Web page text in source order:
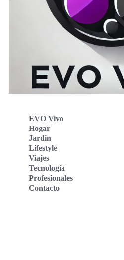
EVO Vivo
Hogar
Jardin
Lifestyle
Viajes
Tecnología
Profesionales
Contacto